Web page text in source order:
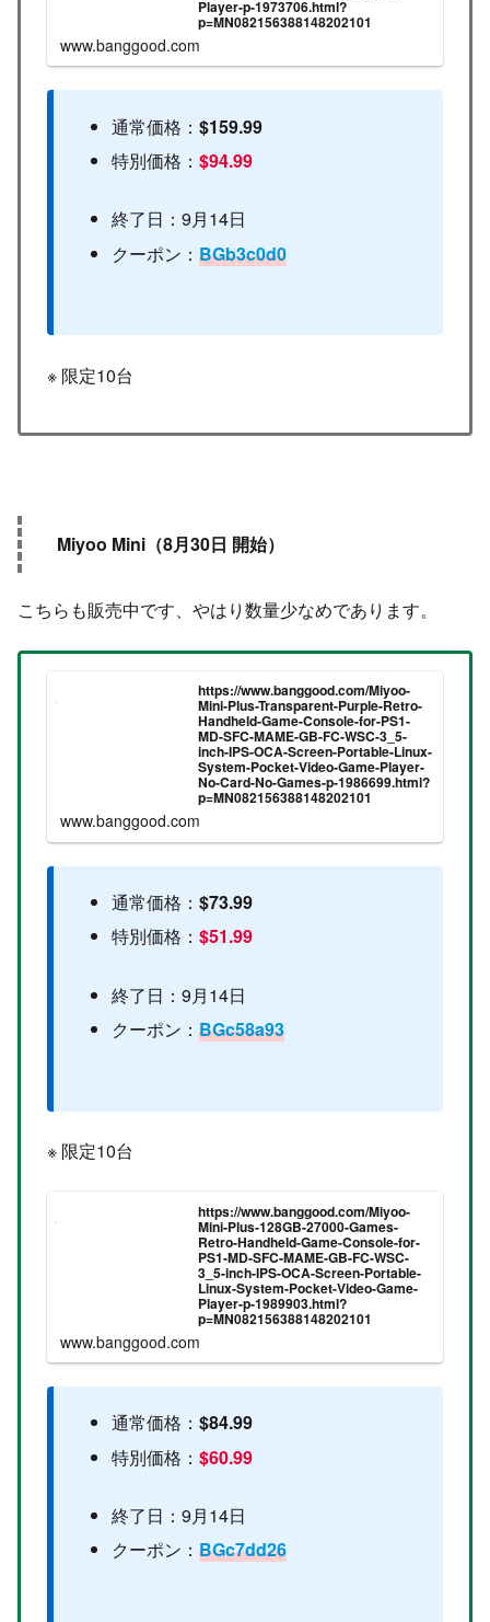
Player-p-1973706.html?
p=MN082156388148202101
www.banggood.com
通常価格：$159.99
特別価格：$94.99
終了日：9月14日
クーポン：BGb3c0d0
※ 限定10台
Miyoo Mini（8月30日 開始）
こちらも販売中です、やはり数量少なめであります。
https://www.banggood.com/Miyoo-
Mini-Plus-Transparent-Purple-Retro-
Handheld-Game-Console-for-PS1-
MD-SFC-MAME-GB-FC-WSC-3_5-
inch-IPS-OCA-Screen-Portable-Linux-
System-Pocket-Video-Game-Player-
No-Card-No-Games-p-1986699.html?
p=MN082156388148202101
www.banggood.com
通常価格：$73.99
特別価格：$51.99
終了日：9月14日
クーポン：BGc58a93
※ 限定10台
https://www.banggood.com/Miyoo-
Mini-Plus-128GB-27000-Games-
Retro-Handheld-Game-Console-for-
PS1-MD-SFC-MAME-GB-FC-WSC-
3_5-inch-IPS-OCA-Screen-Portable-
Linux-System-Pocket-Video-Game-
Player-p-1989903.html?
p=MN082156388148202101
www.banggood.com
通常価格：$84.99
特別価格：$60.99
終了日：9月14日
クーポン：BGc7dd26